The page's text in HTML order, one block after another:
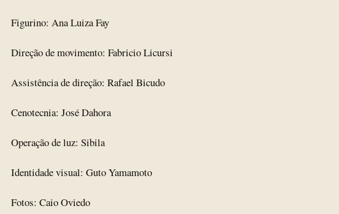
Figurino: Ana Luiza Fay
Direção de movimento: Fabricio Licursi
Assistência de direção: Rafael Bicudo
Cenotecnia: José Dahora
Operação de luz: Sibila
Identidade visual: Guto Yamamoto
Fotos: Caio Oviedo